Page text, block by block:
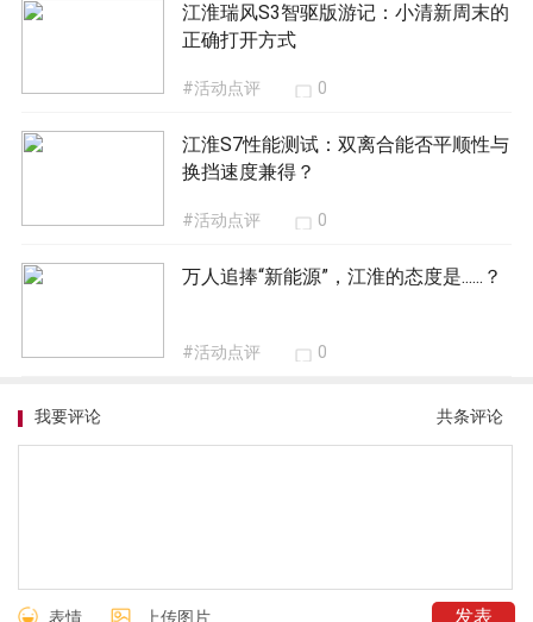
江淮瑞风S3智驱版游记：小清新周末的
正确打开方式
#活动点评 0
江淮S7性能测试：双离合能否平顺性与
换挡速度兼得？
#活动点评 0
万人追捧“新能源”，江淮的态度是......？
#活动点评 0
共条评论
我要评论
表情 上传图片